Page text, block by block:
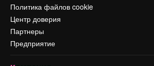
Политика файлов cookie
Центр доверия
Партнеры
Предприятие